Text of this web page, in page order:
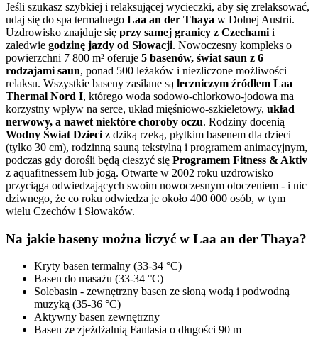
Jeśli szukasz szybkiej i relaksującej wycieczki, aby się zrelaksować,
udaj się do spa termalnego Laa an der Thaya w Dolnej Austrii.
Uzdrowisko znajduje się przy samej granicy z Czechami i
zaledwie godzinę jazdy od Słowacji. Nowoczesny kompleks o
powierzchni 7 800 m² oferuje 5 basenów, świat saun z 6
rodzajami saun, ponad 500 leżaków i niezliczone możliwości
relaksu. Wszystkie baseny zasilane są leczniczym źródłem Laa
Thermal Nord I, którego woda sodowo-chlorkowo-jodowa ma
korzystny wpływ na serce, układ mięśniowo-szkieletowy, układ
nerwowy, a nawet niektóre choroby oczu. Rodziny docenią
Wodny Świat Dzieci z dziką rzeką, płytkim basenem dla dzieci
(tylko 30 cm), rodzinną sauną tekstylną i programem animacyjnym,
podczas gdy dorośli będą cieszyć się Programem Fitness & Aktiv
z aquafitnessem lub jogą. Otwarte w 2002 roku uzdrowisko
przyciąga odwiedzających swoim nowoczesnym otoczeniem - i nic
dziwnego, że co roku odwiedza je około 400 000 osób, w tym
wielu Czechów i Słowaków.
Na jakie baseny można liczyć w Laa an der Thaya?
Kryty basen termalny (33-34 °C)
Basen do masażu (33-34 °C)
Solebasin - zewnętrzny basen ze słoną wodą i podwodną
muzyką (35-36 °C)
Aktywny basen zewnętrzny
Basen ze zjeżdżalnią Fantasia o długości 90 m